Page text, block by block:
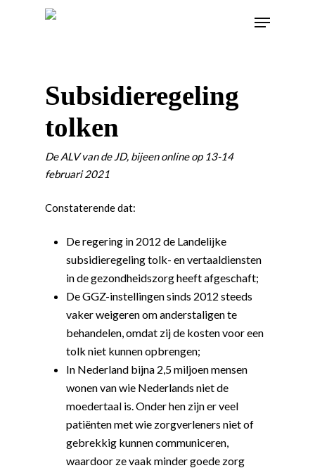
Subsidieregeling
tolken
De ALV van de JD, bijeen online op 13-14
februari 2021
Constaterende dat:
De regering in 2012 de Landelijke
subsidieregeling tolk- en vertaaldiensten
in de gezondheidszorg heeft afgeschaft;
De GGZ-instellingen sinds 2012 steeds
vaker weigeren om anderstaligen te
behandelen, omdat zij de kosten voor een
tolk niet kunnen opbrengen;
In Nederland bijna 2,5 miljoen mensen
wonen van wie Nederlands niet de
moedertaal is. Onder hen zijn er veel
patiënten met wie zorgverleners niet of
gebrekkig kunnen communiceren,
waardoor ze vaak minder goede zorg